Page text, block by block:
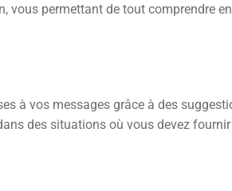
vous permettant de tout comprendre
à vos messages grâce à des
des situations où vous devez